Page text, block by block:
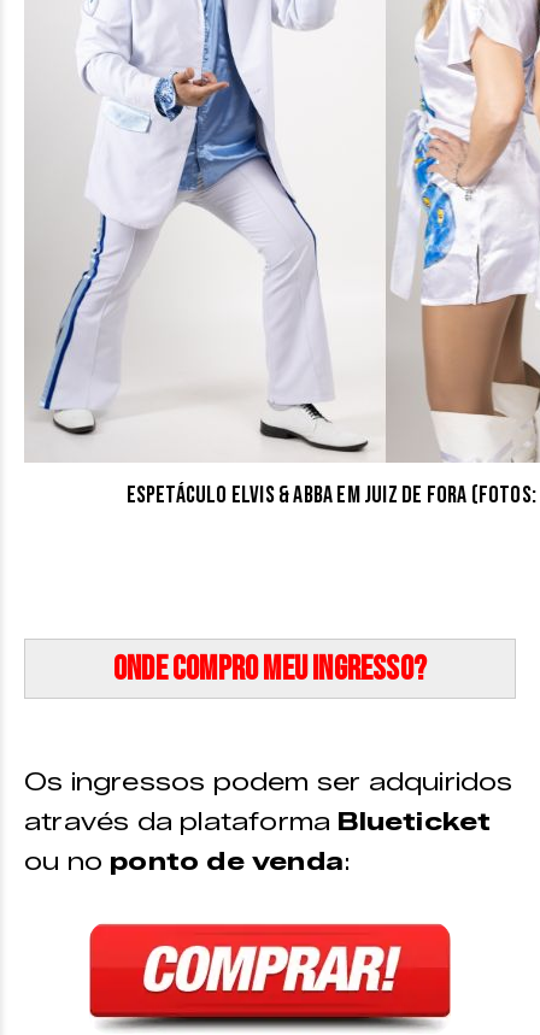
Espetáculo Elvis & ABBA em Juiz de Fora
Onde compro meu ingresso?
Os ingressos podem ser adquiridos
através da plataforma Blueticket
ou no ponto de venda: